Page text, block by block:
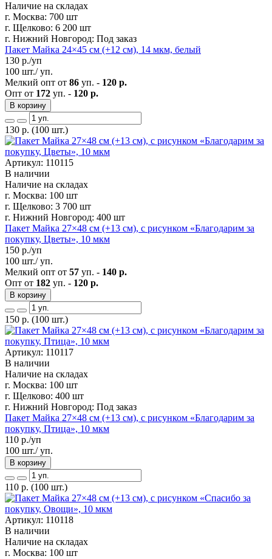
Наличие на складах
г. Москва: 700 шт
г. Щелково: 6 200 шт
г. Нижний Новгород: Под заказ
Пакет Майка 24×45 см (+12 см), 14 мкм, белый
130 р./уп
100 шт./ уп.
Мелкий опт от 86 уп. - 120 р.
Опт от 172 уп. - 120 р.
В корзину
130 р. (100 шт.)
Артикул: 110115
В наличии
Наличие на складах
г. Москва: 100 шт
г. Щелково: 3 700 шт
г. Нижний Новгород: 400 шт
Пакет Майка 27×48 см (+13 см), с рисунком «Благодарим за
покупку, Цветы», 10 мкм
150 р./уп
100 шт./ уп.
Мелкий опт от 57 уп. - 140 р.
Опт от 182 уп. - 120 р.
В корзину
150 р. (100 шт.)
Артикул: 110117
В наличии
Наличие на складах
г. Москва: 100 шт
г. Щелково: 400 шт
г. Нижний Новгород: Под заказ
Пакет Майка 27×48 см (+13 см), с рисунком «Благодарим за
покупку, Птица», 10 мкм
110 р./уп
100 шт./ уп.
В корзину
110 р. (100 шт.)
Артикул: 110118
В наличии
Наличие на складах
г. Москва: 100 шт